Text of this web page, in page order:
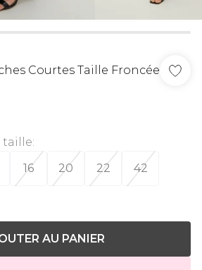
Courtes Taille Froncée
taille:
16 20 22 42
AU PANIER